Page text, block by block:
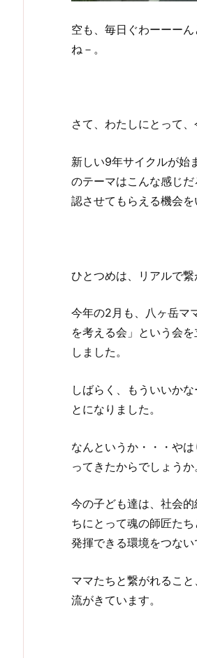
空も、毎日ぐわーーー
ね－。
さて、わたしにとって
新しい9年サイクルが始
のテーマはこんな感じ
認させてもらえる機会を
ひとつめは、リアルで繋
今年の2月も、八ヶ岳マ
を考える会」という会
しました。
しばらく、もういいか
とになりました。
なんというか・・・や
ってきたからでしょうか
今の子ども達は、社会
ちにとって魂の師匠た
発揮できる環境をつな
ママたちと繋がれるこ
流がきています。